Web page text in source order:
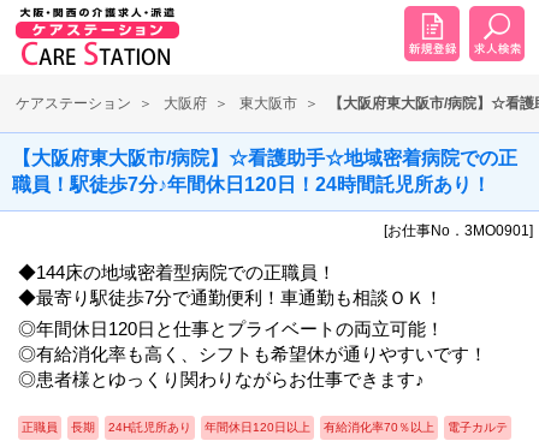
ケアステーション 大阪府 東大阪市 【大阪府東大阪市/病院】☆看
【大阪府東大阪市/病院】☆看護助手☆地域密着病院での正
職員！駅徒歩7分♪年間休日120日！24時間託児所あり！
[お仕事No．3MO0901]
◆144床の地域密着型病院での正職員！
◆最寄り駅徒歩7分で通勤便利！車通勤も相談ＯＫ！
◎年間休日120日と仕事とプライベートの両立可能！
◎有給消化率も高く、シフトも希望休が通りやすいです！
◎患者様とゆっくり関わりながらお仕事できます♪
正職員 長期 24H託児所あり 年間休日120日以上 有給消化率70％以上 電子カルテ